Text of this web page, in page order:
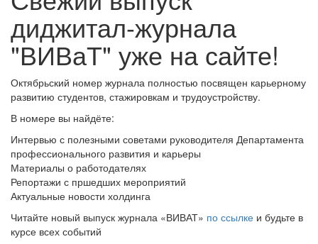
диджитал-журнала
"ВИВаТ" уже на сайте!
Октябрьский номер журнала полностью посвящен карьерному
развитию студентов, стажировкам и трудоустройству.
В номере вы найдёте:
Интервью с полезными советами руководителя Департамента
профессионального развития и карьеры
Материалы о работодателях
Репортажи с пршедших мероприятий
Актуальные новости холдинга
Читайте новый выпуск журнала «ВИВАТ» по ссылке и будьте в
курсе всех событий